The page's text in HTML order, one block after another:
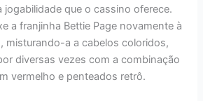
jogabilidade que o cassino oferece.
a franjinha Bettie Page novamente à
misturando-a a cabelos coloridos,
diversas vezes com a combinação
vermelho e penteados retrô.